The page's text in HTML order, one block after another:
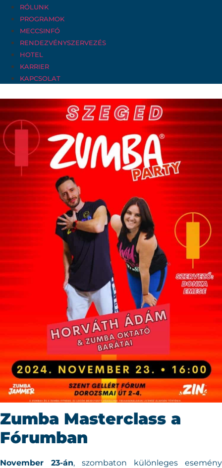
RÓLUNK
PROGRAMOK
MECCSINFÓ
RENDEZVÉNYSZERVEZÉS
HOTEL
KARRIER
KAPCSOLAT
Zumba Masterclass a
Fórumban
November 23-án, szombaton különleges esemény